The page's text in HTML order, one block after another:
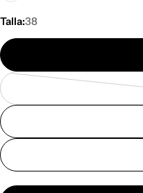
Talla:38